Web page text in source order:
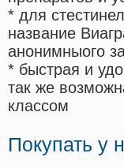
* для
название
анонимныого
* быстрая и
так же
классом
Покупать у